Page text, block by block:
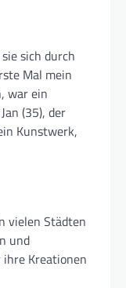
sich durch
Mal mein
war ein
(35), der
Kunstwerk,
vielen Städten
und
Kreationen